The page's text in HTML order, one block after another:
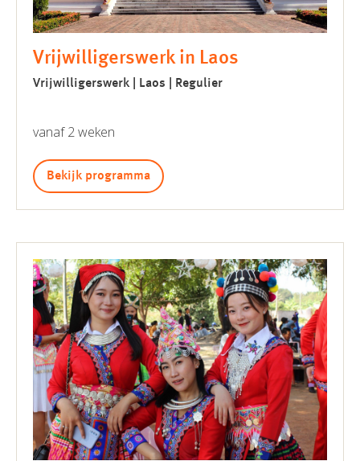
Vrijwilligerswerk in Laos
Vrijwilligerswerk | Laos | Regulier
vanaf 2 weken
Bekijk programma